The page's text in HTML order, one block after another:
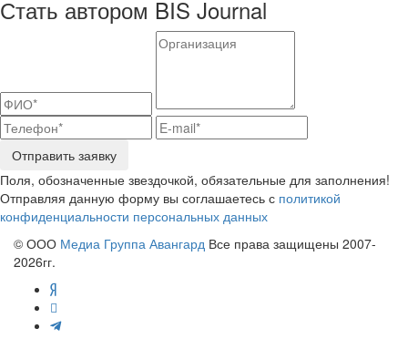
Стать автором BIS Journal
Отправить заявку
Поля, обозначенные звездочкой, обязательные для заполнения!
Отправляя данную форму вы соглашаетесь с политикой
конфиденциальности персональных данных
© ООО Медиа Группа Авангард Все права защищены 2007-
2026гг.